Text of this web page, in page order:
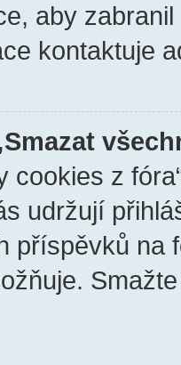
aby
kontaktuje
cookies z
udržují
příspěvků na